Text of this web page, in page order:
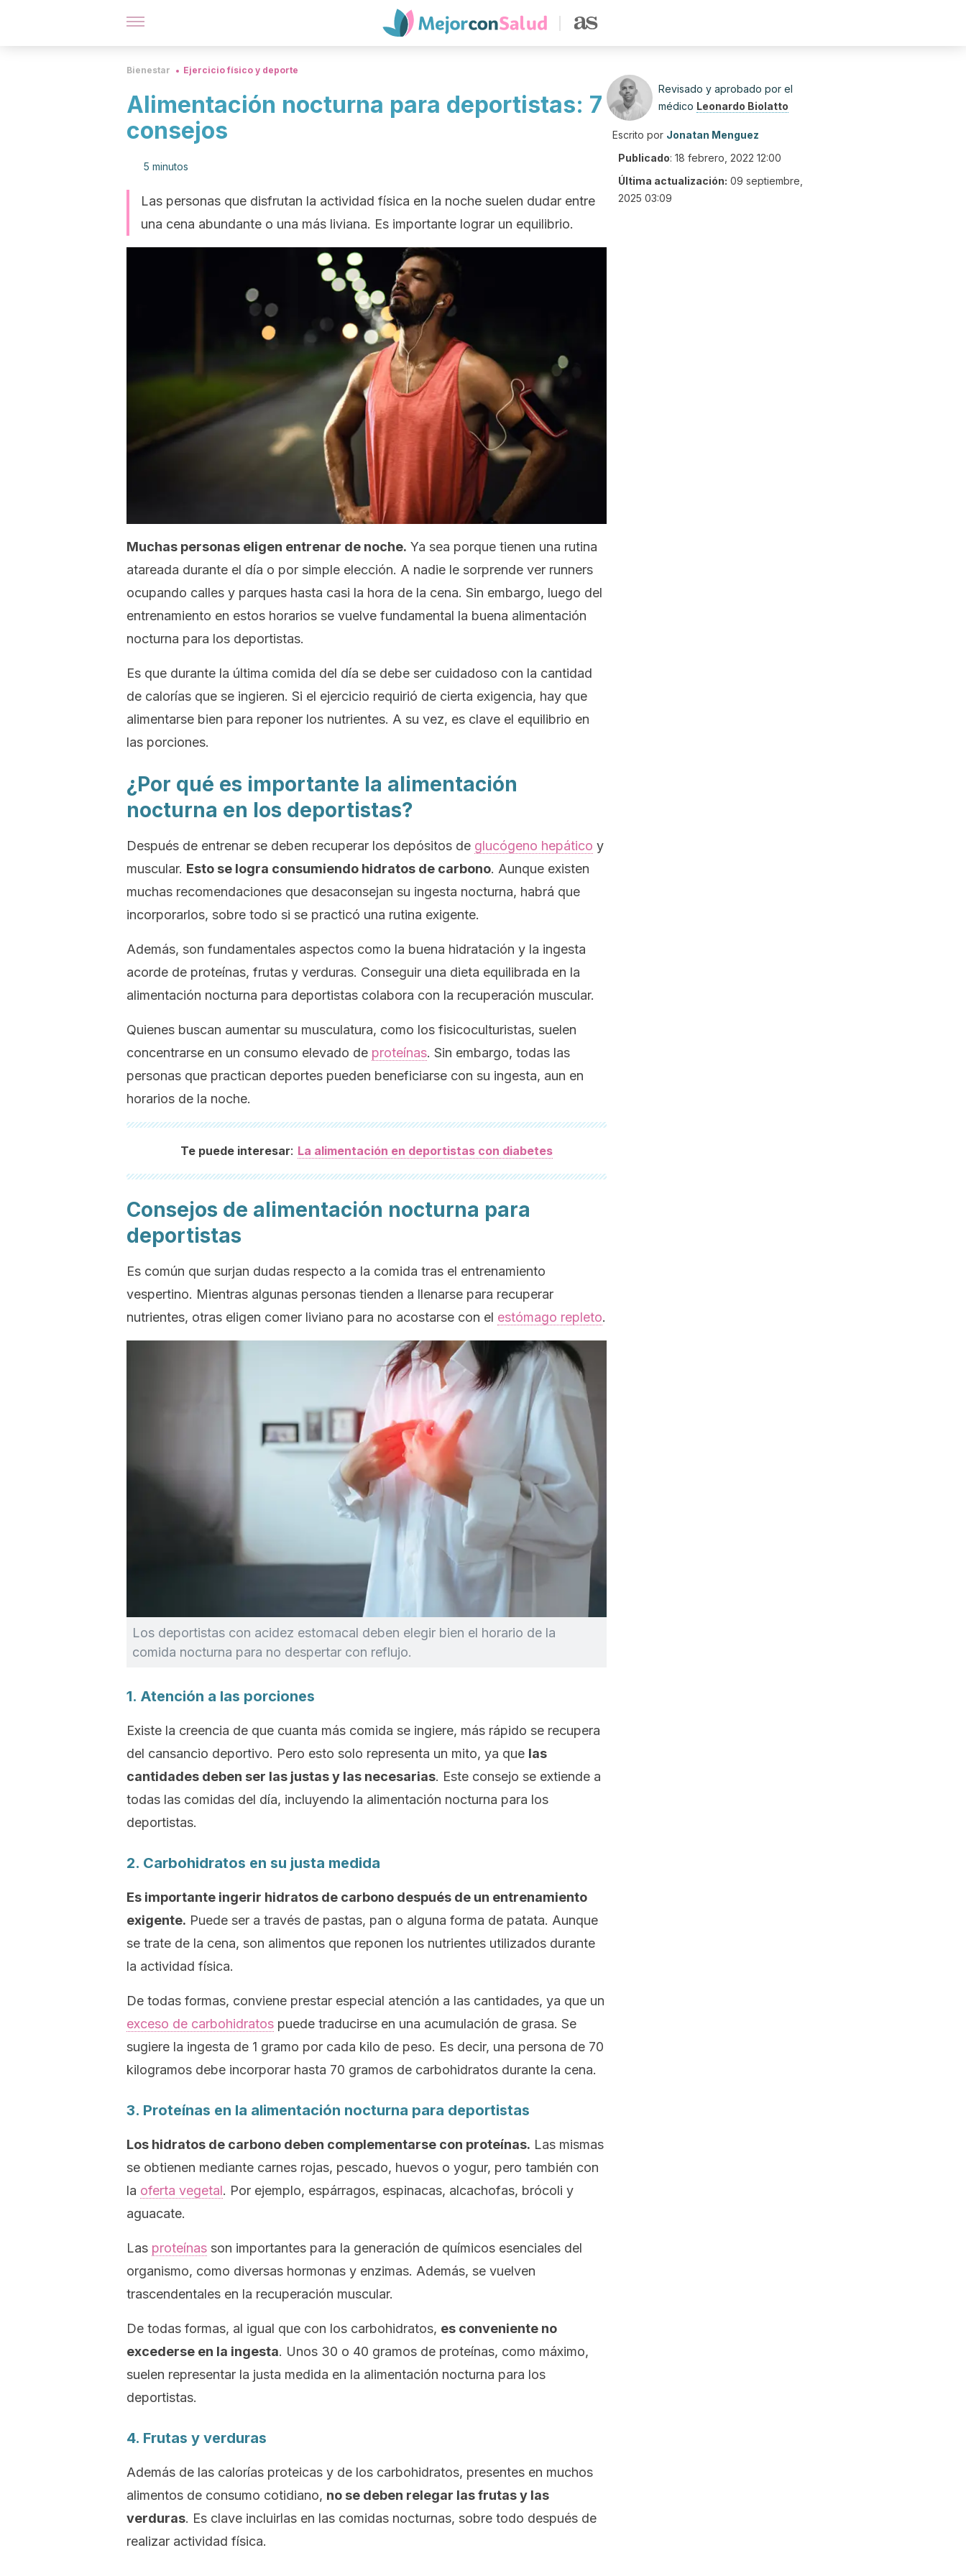
Bienestar Ejercicio físico y deporte
Alimentación nocturna para deportistas: 7
consejos
5 minutos
Las personas que disfrutan la actividad física en la noche suelen dudar entre
una cena abundante o una más liviana. Es importante lograr un equilibrio.
Muchas personas eligen entrenar de noche. Ya sea porque tienen una rutina
atareada durante el día o por simple elección. A nadie le sorprende ver runners
ocupando calles y parques hasta casi la hora de la cena. Sin embargo, luego del
entrenamiento en estos horarios se vuelve fundamental la buena alimentación
nocturna para los deportistas.
Es que durante la última comida del día se debe ser cuidadoso con la cantidad
de calorías que se ingieren. Si el ejercicio requirió de cierta exigencia, hay que
alimentarse bien para reponer los nutrientes. A su vez, es clave el equilibrio en
las porciones.
¿Por qué es importante la alimentación
nocturna en los deportistas?
Después de entrenar se deben recuperar los depósitos de glucógeno hepático y
muscular. Esto se logra consumiendo hidratos de carbono. Aunque existen
muchas recomendaciones que desaconsejan su ingesta nocturna, habrá que
incorporarlos, sobre todo si se practicó una rutina exigente.
Además, son fundamentales aspectos como la buena hidratación y la ingesta
acorde de proteínas, frutas y verduras. Conseguir una dieta equilibrada en la
alimentación nocturna para deportistas colabora con la recuperación muscular.
Quienes buscan aumentar su musculatura, como los fisicoculturistas, suelen
concentrarse en un consumo elevado de proteínas. Sin embargo, todas las
personas que practican deportes pueden beneficiarse con su ingesta, aun en
horarios de la noche.
Te puede interesar: La alimentación en deportistas con diabetes
Consejos de alimentación nocturna para
deportistas
Es común que surjan dudas respecto a la comida tras el entrenamiento
vespertino. Mientras algunas personas tienden a llenarse para recuperar
nutrientes, otras eligen comer liviano para no acostarse con el estómago repleto.
Los deportistas con acidez estomacal deben elegir bien el horario de la
comida nocturna para no despertar con reflujo.
1. Atención a las porciones
Existe la creencia de que cuanta más comida se ingiere, más rápido se recupera
del cansancio deportivo. Pero esto solo representa un mito, ya que las
cantidades deben ser las justas y las necesarias. Este consejo se extiende a
todas las comidas del día, incluyendo la alimentación nocturna para los
deportistas.
2. Carbohidratos en su justa medida
Es importante ingerir hidratos de carbono después de un entrenamiento
exigente. Puede ser a través de pastas, pan o alguna forma de patata. Aunque
se trate de la cena, son alimentos que reponen los nutrientes utilizados durante
la actividad física.
De todas formas, conviene prestar especial atención a las cantidades, ya que un
exceso de carbohidratos puede traducirse en una acumulación de grasa. Se
sugiere la ingesta de 1 gramo por cada kilo de peso. Es decir, una persona de 70
kilogramos debe incorporar hasta 70 gramos de carbohidratos durante la cena.
3. Proteínas en la alimentación nocturna para deportistas
Los hidratos de carbono deben complementarse con proteínas. Las mismas
se obtienen mediante carnes rojas, pescado, huevos o yogur, pero también con
la oferta vegetal. Por ejemplo, espárragos, espinacas, alcachofas, brócoli y
aguacate.
Las proteínas son importantes para la generación de químicos esenciales del
organismo, como diversas hormonas y enzimas. Además, se vuelven
trascendentales en la recuperación muscular.
De todas formas, al igual que con los carbohidratos, es conveniente no
excederse en la ingesta. Unos 30 o 40 gramos de proteínas, como máximo,
suelen representar la justa medida en la alimentación nocturna para los
deportistas.
4. Frutas y verduras
Además de las calorías proteicas y de los carbohidratos, presentes en muchos
alimentos de consumo cotidiano, no se deben relegar las frutas y las
verduras. Es clave incluirlas en las comidas nocturnas, sobre todo después de
realizar actividad física.
Revisado y aprobado por el
médico Leonardo Biolatto
Escrito por Jonatan Menguez
Publicado: 18 febrero, 2022 12:00
Última actualización: 09 septiembre,
2025 03:09